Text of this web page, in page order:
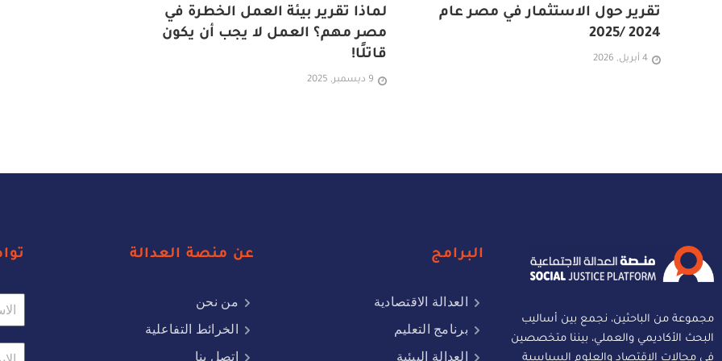
تقرير حول الاستثمار في مصر عام
2024 /2025
4 أبريل, 2026
لماذا تقرير بيئة العمل الخطرة في
مصر مهم؟ العمل لا يجب أن يكون
قاتلًا!
9 ديسمبر, 2025
مجموعة من الباحثين، نجمع بين أساليب
البحث الأكاديمي والعملي، بيننا متخصصين
في مجالات الاقتصاد والعلوم السياسية
البرامج
العدالة الاقتصادية
برنامج التعليم
عن منصة العدالة
من نحن
الخرائط التفاعلية